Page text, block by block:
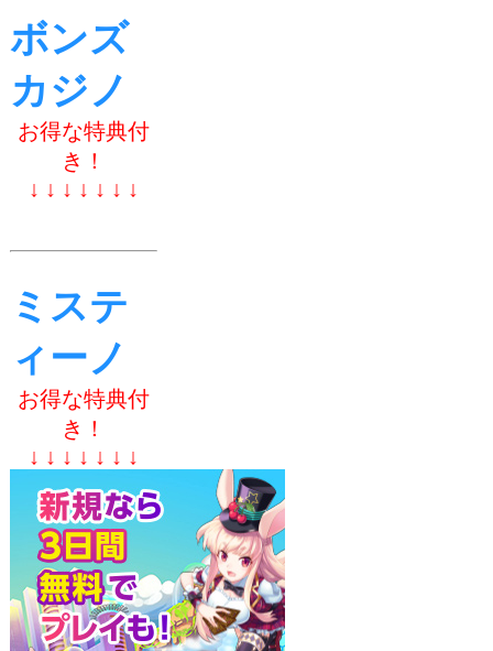
ボンズ
カジノ
お得な特典付
き！
↓ ↓ ↓ ↓ ↓ ↓ ↓
ミステ
ィーノ
お得な特典付
き！
↓ ↓ ↓ ↓ ↓ ↓ ↓